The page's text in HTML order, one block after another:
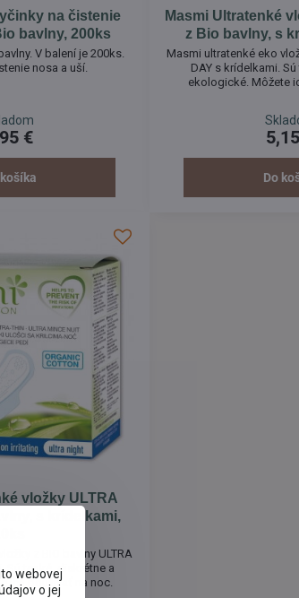
na čistenie
bavlny, 200ks
V balení je 200ks.
nosa a uší.
€
Masmi Ultratenké
z Bio bavlny, s
Masmi ultratenké eko
DAY s krídelkami.
ekologické. Môžete
Do
vložky ULTRA
s krídelkami,
z BIO bavlny ULTRA
Sú tenké, diskrétne a
ich používať na noc.
webovej
o jej